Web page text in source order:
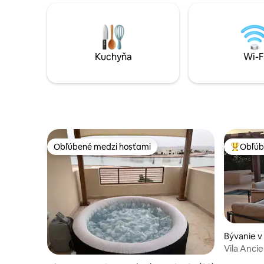
ponúka možnosť sledovať východ slnka.
Keď opustíte budovu, do centra mesta
sa dostanete za 10 minút. V blízkosti je aj
nákupné centrum City Center Mall, ktoré
centier v Hurghade a má Carrefour.
západ slnka.
Kuchyňa Wi-
Obľúbené medzi hosťami
Obľúbené medzi hosťami
Bývanie
Vila